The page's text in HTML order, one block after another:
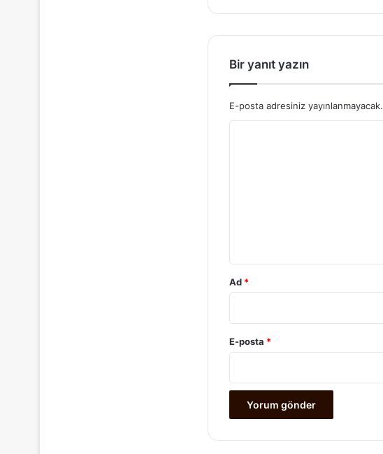
Bir yanıt yazın
E-posta adresiniz yayınlanmayacak.
Ad *
E-posta *